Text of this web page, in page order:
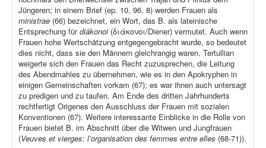
Jüngeren; in einem Brief (ep. 10, 96, 8) werden Frauen als
ministrae (66) bezeichnet, ein Wort, das B. als lateinische
Entsprechung fürdiákonoi (διάκονοι/Diener) vermutet. Auch wenn
Frauen hohe Wertschätzung entgegengebracht wurde, so bedeutet
dies nicht, dass sie den Männern gleichrangig waren. Tertullian
weigerte sich den Frauen das Recht zuzusprechen, die Leitung
des Abendmahles zu übernehmen, wie es in den Apokryphen in
einigen Gemeinschaften vorkam (67); es war ihnen auch untersagt
zu predigen und zu taufen. Am Ende des dritten Jahrhunderts
rechtfertigt Origenes den Ausschluss der Frauen mit sozialen
Konventionen (67). Weitere interessante Einblicke in die Rolle von
Frauen bietet B. im Abschnitt über die Witwen und Jungfrauen
(Veuves et vierges: l’organisation des femmes entre elles (68-71)).